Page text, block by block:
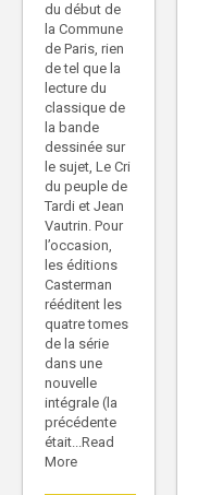
du début de
la Commune
de Paris, rien
de tel que la
lecture du
classique de
la bande
dessinée sur
le sujet, Le Cri
du peuple de
Tardi et Jean
Vautrin. Pour
l’occasion,
les éditions
Casterman
rééditent les
quatre tomes
de la série
dans une
nouvelle
intégrale (la
précédente
était...Read
More